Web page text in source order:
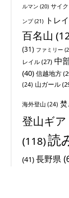
ルマン (20) サイ
ンプ(21) トレ
百名山
(31) ファミリー
レイル(27) 中
(40) 信越地方
(24) 山ガール
海外登山 (24) 焚
登山ギア
(118)読
(41) 長野県